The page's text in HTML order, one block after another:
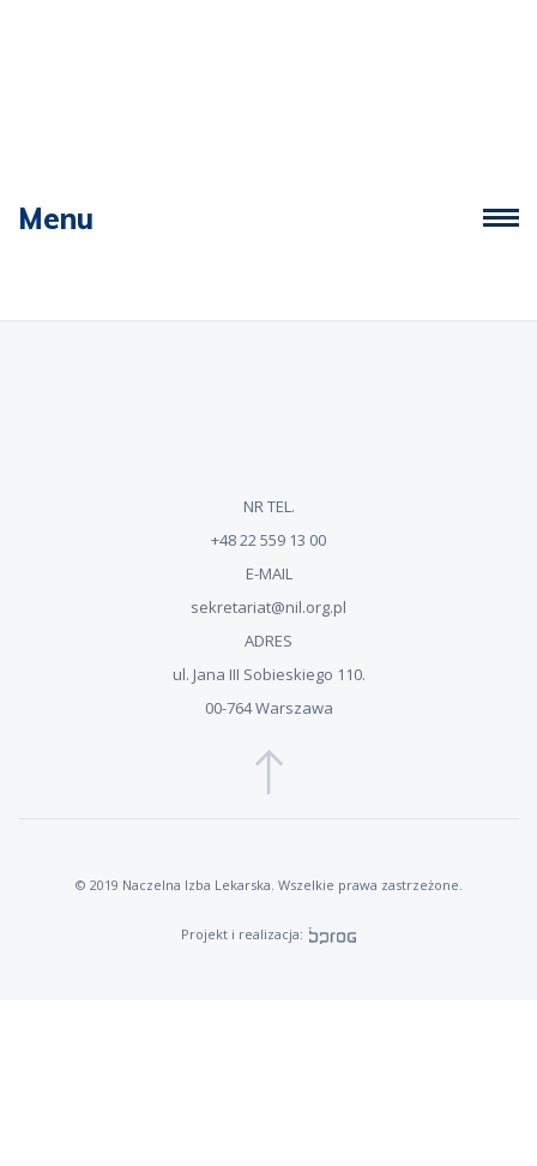
Menu
NR TEL.
+48 22 559 13 00
E-MAIL
sekretariat@nil.org.pl
ADRES
ul. Jana III Sobieskiego 110.
00-764 Warszawa
© 2019 Naczelna Izba Lekarska. Wszelkie prawa zastrzeżone.
Projekt i realizacja: